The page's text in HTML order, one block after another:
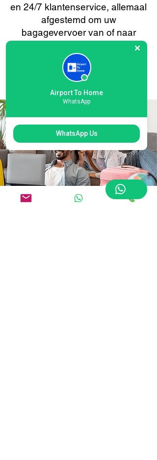
en 24/7 klantenservice, allemaal
afgestemd om uw
bagagevervoer van of naar
stressvrij mogelijk te laten
verlopen. Uw gemak staat altijd
voorop.
Airport To Home
WhatsApp
WhatsApp Us